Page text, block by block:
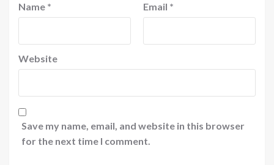
Name * Email *
Website
Save my name, email, and website in this browser
for the next time I comment.